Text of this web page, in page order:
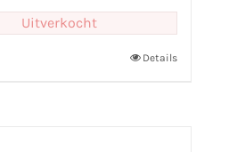
Uitverkocht
Details